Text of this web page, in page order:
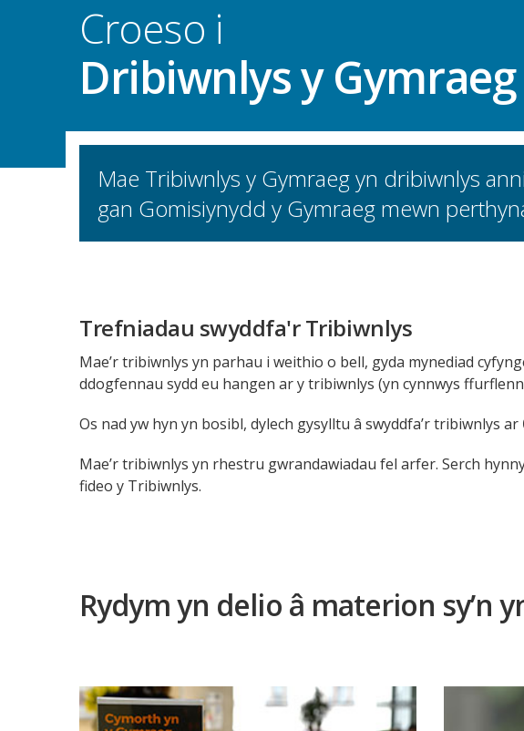
Croeso i
Dribiwnlys y Gymraeg
Mae Tribiwnlys y Gymraeg yn dribiwnlys
gan Gomisiynydd y Gymraeg mewn
Trefniadau swyddfa'r Tribiwnlys
Mae’r tribiwnlys yn parhau i weithio o bell, gyda mynediad
ddogfennau sydd eu hangen ar y tribiwnlys (yn cynnwys
Os nad yw hyn yn bosibl, dylech gysylltu â swyddfa’r tribiwnlys ar
Mae’r tribiwnlys yn rhestru gwrandawiadau fel arfer. Serch
fideo y Tribiwnlys.
Rydym yn delio â materion sy’n